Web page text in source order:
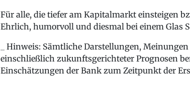
Für alle, die tiefer am Kapitalmarkt einsteigen
Ehrlich, humorvoll und diesmal bei einem Glas
_ Hinweis: Sämtliche Darstellungen,
einschließlich zukunftsgerichteter Prognosen
Einschätzungen der Bank zum Zeitpunkt der